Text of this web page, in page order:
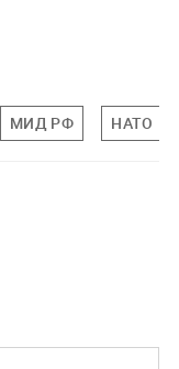
МИД РФ НАТО